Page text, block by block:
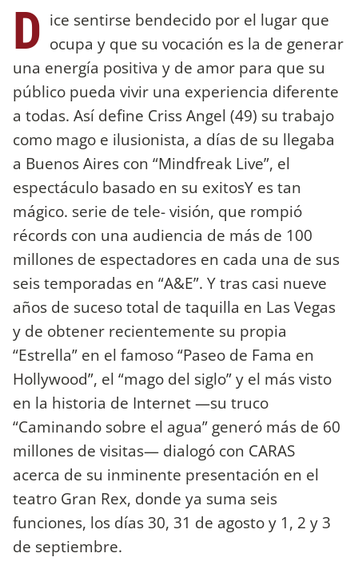
D ice sentirse bendecido por el lugar que
ocupa y que su vocación es la de generar
una energía positiva y de amor para que su
público pueda vivir una experiencia diferente
a todas. Así define Criss Angel (49) su trabajo
como mago e ilusionista, a días de su llegaba
a Buenos Aires con “Mindfreak Live”, el
espectáculo basado en su exitosY es tan
mágico. serie de tele- visión, que rompió
récords con una audiencia de más de 100
millones de espectadores en cada una de sus
seis temporadas en “A&E”. Y tras casi nueve
años de suceso total de taquilla en Las Vegas
y de obtener recientemente su propia
“Estrella” en el famoso “Paseo de Fama en
Hollywood”, el “mago del siglo” y el más visto
en la historia de Internet —su truco
“Caminando sobre el agua” generó más de 60
millones de visitas— dialogó con CARAS
acerca de su inminente presentación en el
teatro Gran Rex, donde ya suma seis
funciones, los días 30, 31 de agosto y 1, 2 y 3
de septiembre.